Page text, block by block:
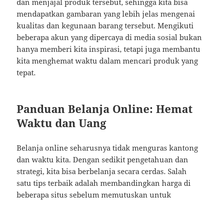
dan menjajal produk tersebut, sehingga kita bisa
mendapatkan gambaran yang lebih jelas mengenai
kualitas dan kegunaan barang tersebut. Mengikuti
beberapa akun yang dipercaya di media sosial bukan
hanya memberi kita inspirasi, tetapi juga membantu
kita menghemat waktu dalam mencari produk yang
tepat.
Panduan Belanja Online: Hemat
Waktu dan Uang
Belanja online seharusnya tidak menguras kantong
dan waktu kita. Dengan sedikit pengetahuan dan
strategi, kita bisa berbelanja secara cerdas. Salah
satu tips terbaik adalah membandingkan harga di
beberapa situs sebelum memutuskan untuk